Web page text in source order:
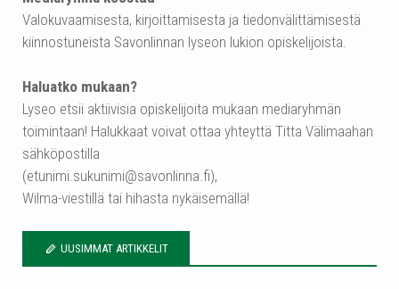
Valokuvaamisesta, kirjoittamisesta ja tiedonvälittämisestä
kiinnostuneista Savonlinnan lyseon lukion opiskelijoista.
Haluatko mukaan?
Lyseo etsii aktiivisia opiskelijoita mukaan mediaryhmän
toimintaan! Halukkaat voivat ottaa yhteyttä Titta Välimaahan
sähköpostilla
(etunimi.sukunimi@savonlinna.fi),
Wilma-viestillä tai hihasta nykäisemällä!
UUSIMMAT ARTIKKELIT